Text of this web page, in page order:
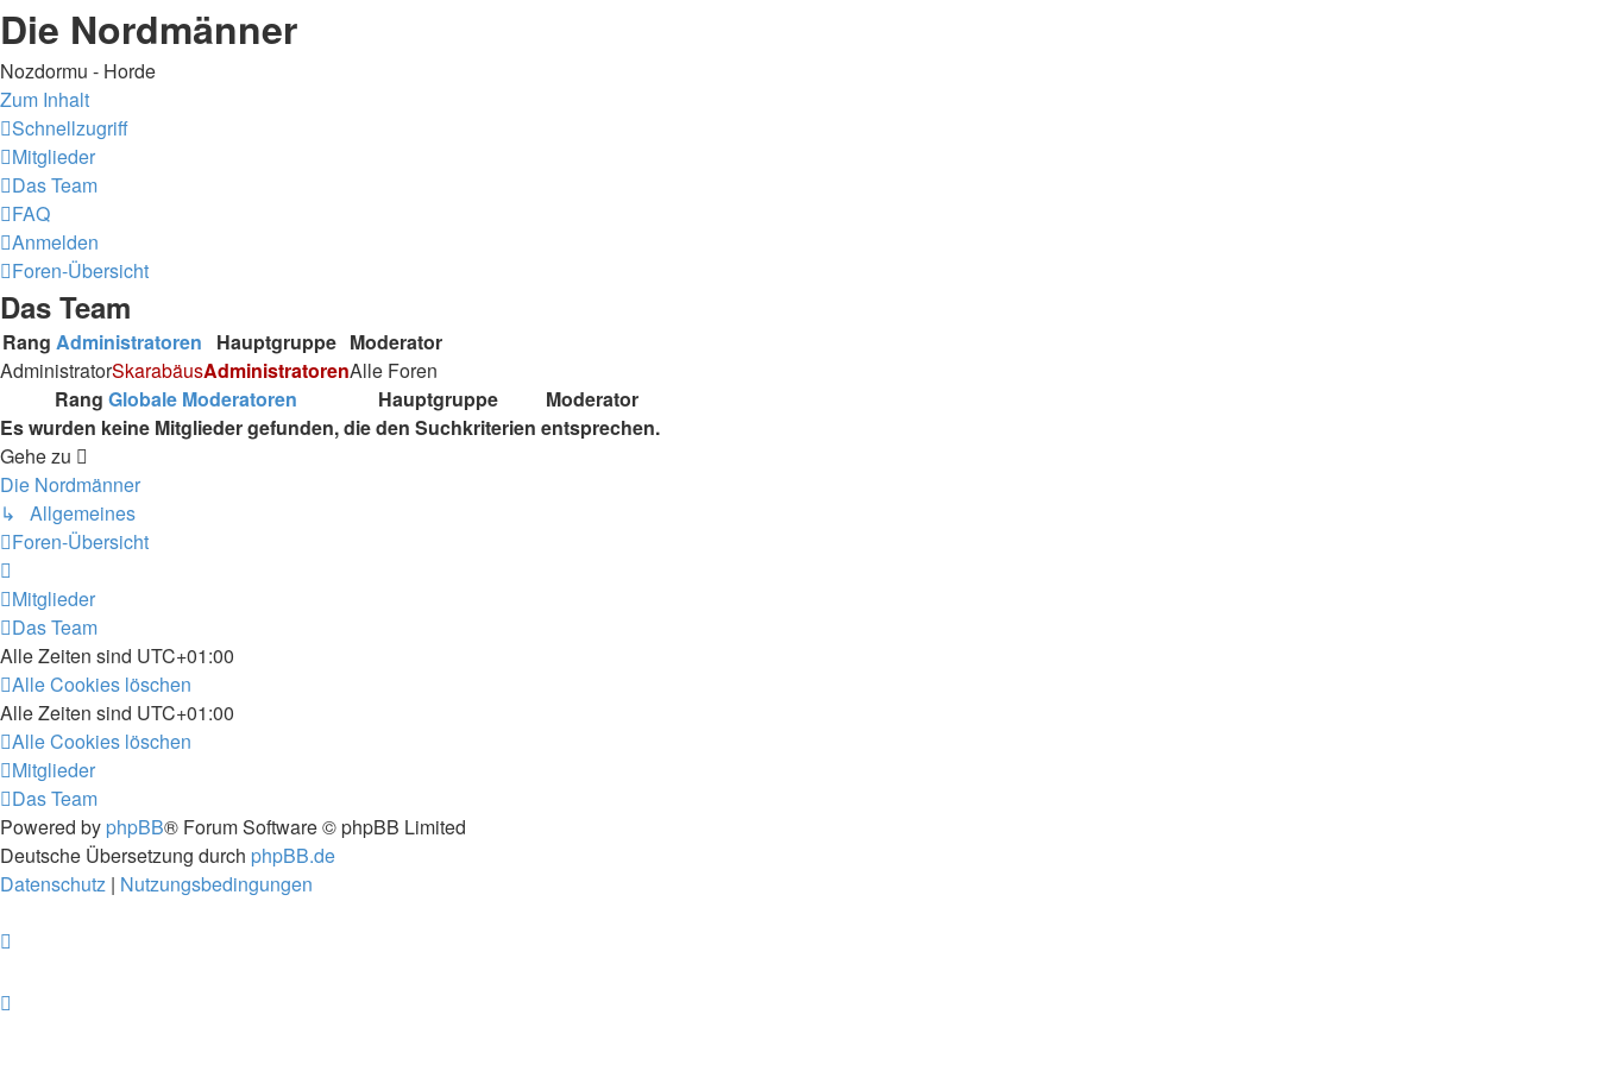
Die Nordmänner
Nozdormu - Horde
Zum Inhalt
Schnellzugriff
Mitglieder
Das Team
FAQ
Anmelden
Foren-Übersicht
Das Team
Rang Administratoren Hauptgruppe Moderator
AdministratorSkarabäusAdministratorenAlle Foren
Rang Globale Moderatoren Hauptgruppe
Moderator
Es wurden keine Mitglieder gefunden, die den Suchkriterien entsprechen.
Gehe zu
Die Nordmänner
↳ Allgemeines
Foren-Übersicht
Mitglieder
Das Team
Alle Zeiten sind UTC+01:00
Alle Cookies löschen
Alle Zeiten sind UTC+01:00
Alle Cookies löschen
Mitglieder
Das Team
Powered by phpBB® Forum Software © phpBB Limited
Deutsche Übersetzung durch phpBB.de
Datenschutz | Nutzungsbedingungen